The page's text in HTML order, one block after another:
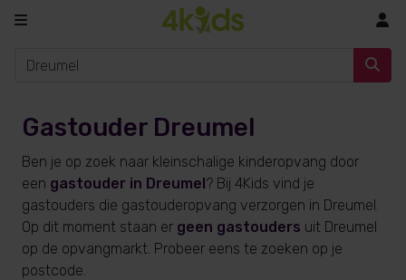
Gastouder Dreumel
Ben je op zoek naar kleinschalige kinderopvang door
een gastouder in Dreumel? Bij 4Kids vind je
gastouders die gastouderopvang verzorgen in Dreumel.
Op dit moment staan er geen gastouders uit Dreumel
op de opvangmarkt. Probeer eens te zoeken op je
postcode.